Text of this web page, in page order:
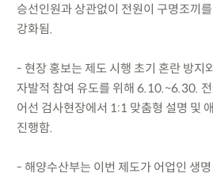
승선인원과 상관없이 전원이 구명조끼
강화됨.
- 현장 홍보는 제도 시행 초기 혼란 방지
자발적 참여 유도를 위해 6.10.~6.30.
어선 검사현장에서 1:1 맞춤형 설명 및
진행함.
- 해양수산부는 이번 제도가 어업인 생